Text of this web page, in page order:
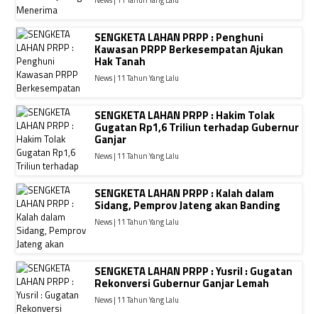
SENGKETA LAHAN PRPP : Penghuni
Kawasan PRPP Berkesempatan Ajukan
Hak Tanah
News | 11 Tahun Yang Lalu
SENGKETA LAHAN PRPP : Hakim Tolak
Gugatan Rp1,6 Triliun terhadap Gubernur
Ganjar
News | 11 Tahun Yang Lalu
SENGKETA LAHAN PRPP : Kalah dalam
Sidang, Pemprov Jateng akan Banding
News | 11 Tahun Yang Lalu
SENGKETA LAHAN PRPP : Yusril : Gugatan
Rekonversi Gubernur Ganjar Lemah
News | 11 Tahun Yang Lalu